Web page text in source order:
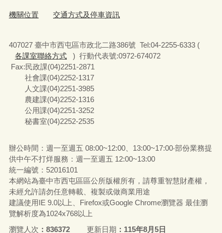
機關位置 交通方式及停車資訊
407027 臺中市西屯區市政北二路386號 Tel:04-2255-6333 (
各課室聯絡方式
) 行動代表號:0972-674072
Fax:民政課(04)2251-2871
社會課(04)2252-1317
人文課(04)2251-3985
農建課(04)2252-1316
公用課(04)2251-3252
秘書室(04)2252-2535
辦公時間：週一至週五 08:00~12:00、13:00~17:00‧部份業務提
供中午不打烊服務：週一至週五 12:00~13:00
統一編號 ：52016101
本網站為臺中市西屯區區公所版權所有，請尊重智慧財產權，
未經允許請勿任意轉載、複製或做商業用途
建議使用IE 9.0以上、Firefox或Google Chrome瀏覽器 最佳瀏
覽解析度為1024x768以上
瀏覽人次
836372 更新日期 115年8月5日